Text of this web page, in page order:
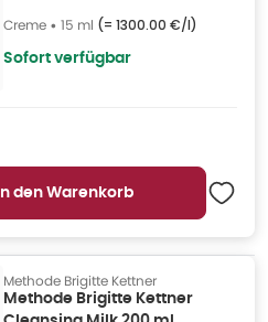
Creme • 15 ml (= 1300.00 €/l)
Sofort verfügbar
In den Warenkorb
Methode Brigitte Kettner
Methode Brigitte Kettner